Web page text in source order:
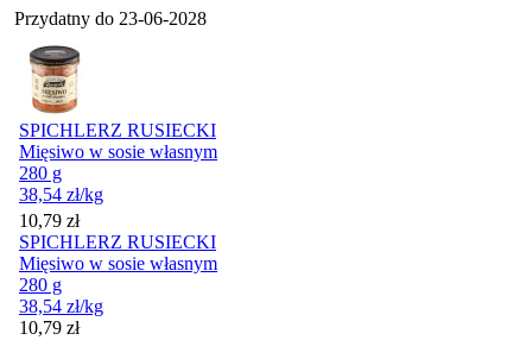
Przydatny do 23-06-2028
SPICHLERZ RUSIECKI
Mięsiwo w sosie własnym
280 g
38,54 zł/kg
Cena
10,79 zł
SPICHLERZ RUSIECKI
Mięsiwo w sosie własnym
280 g
38,54 zł/kg
Cena
10,79 zł